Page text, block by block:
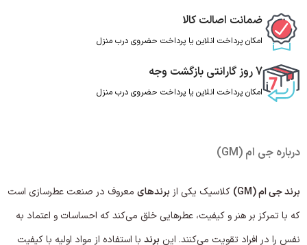
ضمانت اصالت کالا
امکان پرداخت انلاین یا پرداخت حضروی درب منزل
7 روز گارانتی بازگشت وجه
امکان پرداخت انلاین یا پرداخت حضروی درب منزل
درباره جی ام (GM)
برند جی ام (GM) کلاسیک یکی از برندهای معروف در صنعت عطرسازی است
که با تمرکز بر هنر و کیفیت، عطرهایی خلق می‌کند که احساسات و اعتماد به
نفس را در افراد تقویت می‌کنند. این برند با استفاده از مواد اولیه با کیفیت